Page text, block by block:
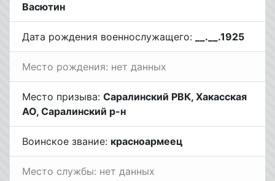
Васютин
Дата рождения военнослужащего: __.__.1925
Место рождения: нет данных
Место призыва: Саралинский РВК, Хакасская
АО, Саралинский р-н
Воинское звание: красноармеец
Место службы: нет данных